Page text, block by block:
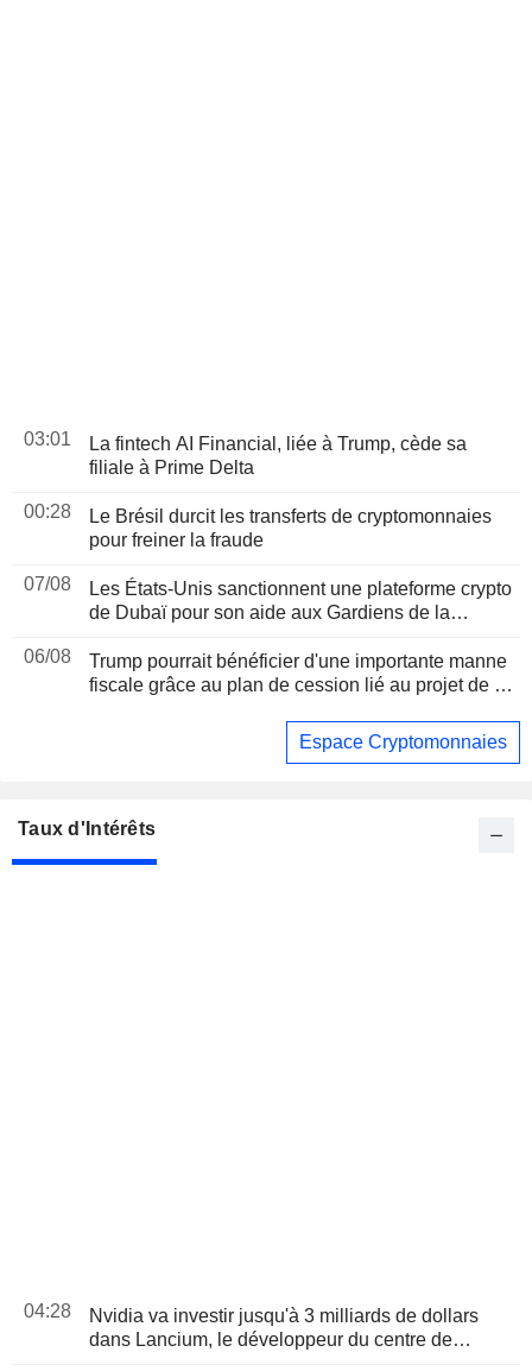
03:01
La fintech AI Financial, liée à Trump, cède sa
filiale à Prime Delta
00:28
Le Brésil durcit les transferts de cryptomonnaies
pour freiner la fraude
07/08
Les États-Unis sanctionnent une plateforme crypto
de Dubaï pour son aide aux Gardiens de la
06/08
Trump pourrait bénéficier d'une importante manne
fiscale grâce au plan de cession lié au projet de loi
Espace Cryptomonnaies
Taux d'Intérêts
04:28
Nvidia va investir jusqu'à 3 milliards de dollars
dans Lancium, le développeur du centre de